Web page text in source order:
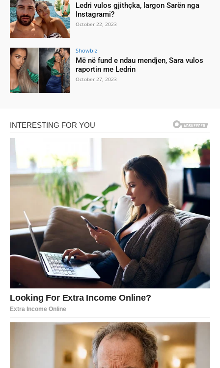
Ledri vulos gjithçka, largon Sarën nga
Instagrami?
October 22, 2023
Showbiz
Më në fund e ndau mendjen, Sara vulos
raportin me Ledrin
October 27, 2023